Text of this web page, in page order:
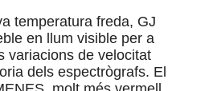
temperatura freda, GJ
en llum visible per a
variacions de velocitat
dels espectrògrafs. El